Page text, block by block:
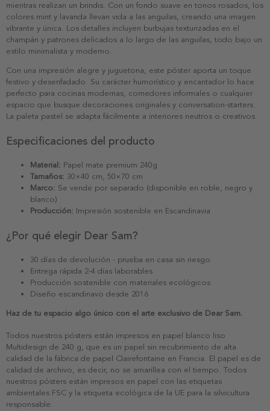
mientras realizan un brindis. Con un fondo suave en tonos rosados, los
colores mint y lavanda llevan vida a las anguilas, creando una imagen
vibrante y única. Los detalles incluyen burbujas texturizadas en el
champán y patrones delicados a lo largo de las anguilas, todo bajo un
estilo minimalista y moderno.
Con una impresión alegre y juguetona, este póster aporta un toque
festivo y desenfadado. Su carácter humorístico y encantador lo hace
perfecto para cocinas modernas, comedores informales o cualquier
espacio que busque decoraciones originales y conversation-starters.
La paleta pastel se adapta fácilmente a interiores neutros o creativos.
Especificaciones del producto
Material: Papel mate premium 240g
Tamaños: 30×40 cm, 50×70 cm
Marco: Se vende por separado (disponible en roble, negro y
blanco)
Producción: Impresión sostenible en Escandinavia
¿Por qué elegir Dear Sam?
30 días de devolución - prueba en casa sin riesgo
Entrega rápida 2-4 días laborables
Producción sostenible con materiales ecológicos
Diseño escandinavo desde 2016
Haz de tu espacio algo único con el arte exclusivo de Dear Sam.
Todos nuestros pósters están impresos en papel blanco liso
Multidesign de 240 g, que es un papel sin recubrimiento de alta
calidad de la fábrica de papel Clairefontaine en Francia. El papel es de
calidad de archivo, es decir, no se amarillea con el tiempo. Todos
nuestros pósters están impresos en papel con las etiquetas
ambientales FSC y la etiqueta ecológica de la UE para la silvicultura
responsable.